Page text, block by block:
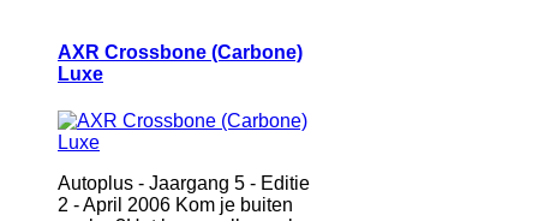
AXR Crossbone (Carbone)
Luxe
Autoplus - Jaargang 5 - Editie
2 - April 2006 Kom je buiten